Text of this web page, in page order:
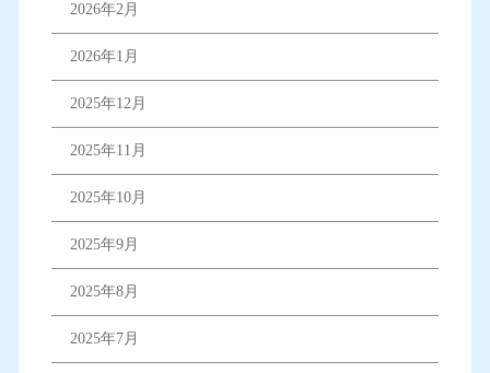
2026年2月
2026年1月
2025年12月
2025年11月
2025年10月
2025年9月
2025年8月
2025年7月